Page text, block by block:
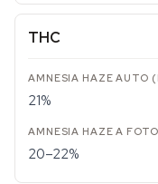
THC
21%
20–22%